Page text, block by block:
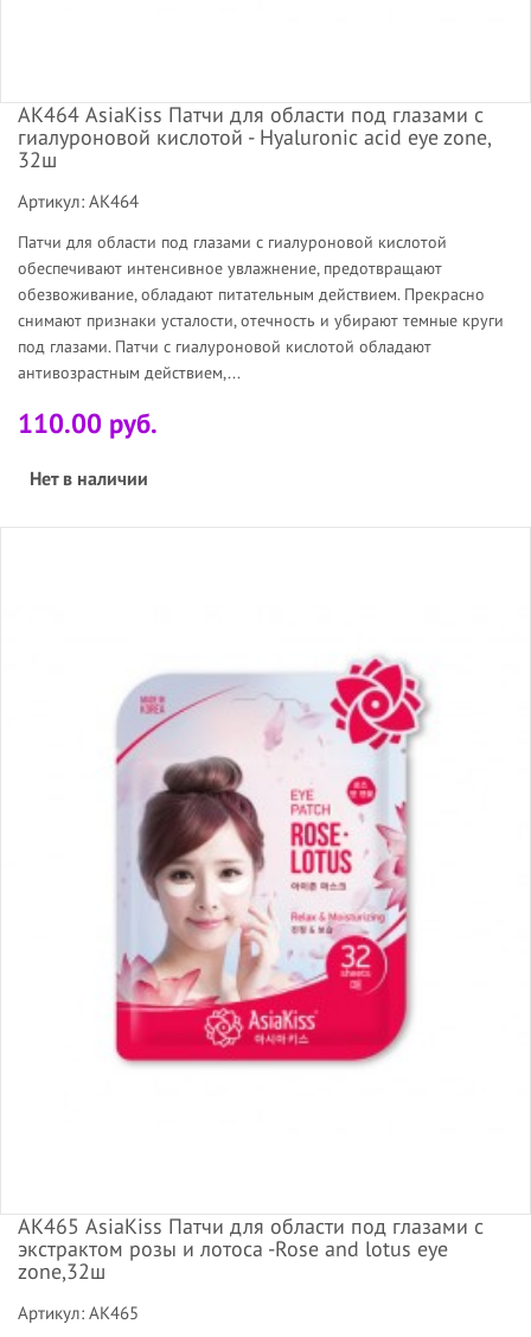
АК464 AsiaKiss Патчи для области под глазами с
гиалуроновой кислотой - Hyaluronic acid eye zone,
32ш
Артикул: АК464
Патчи для области под глазами с гиалуроновой кислотой
обеспечивают интенсивное увлажнение, предотвращают
обезвоживание, обладают питательным действием. Прекрасно
снимают признаки усталости, отечность и убирают темные круги
под глазами. Патчи с гиалуроновой кислотой обладают
антивозрастным действием,...
110.00 руб.
Нет в наличии
АК465 AsiaKiss Патчи для области под глазами с
экстрактом розы и лотоса -Rose and lotus eye
zone,32ш
Артикул: АК465